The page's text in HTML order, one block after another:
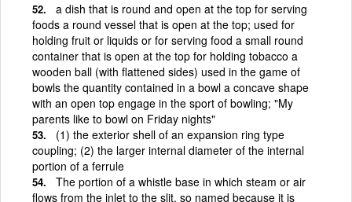
a dish that is round and open at the top for serving
foods a round vessel that is open at the top; used for
holding fruit or liquids or for serving food a small round
container that is open at the top for holding tobacco a
wooden ball (with flattened sides) used in the game of
bowls the quantity contained in a bowl a concave shape
with an open top engage in the sport of bowling; "My
parents like to bowl on Friday nights"
(1) the exterior shell of an expansion ring type
coupling; (2) the larger internal diameter of the internal
portion of a ferrule
The portion of a whistle base in which steam or air
flows from the inlet to the slit, so named because it is